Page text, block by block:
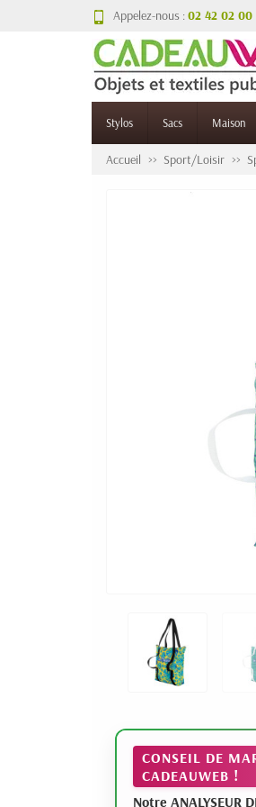
Appelez-nous :02 42 02 00
Stylos Sacs Maison
Accueil Sport/Loisir
CONSEIL DE
CADEAUWEB !
Notre ANALYSEUR